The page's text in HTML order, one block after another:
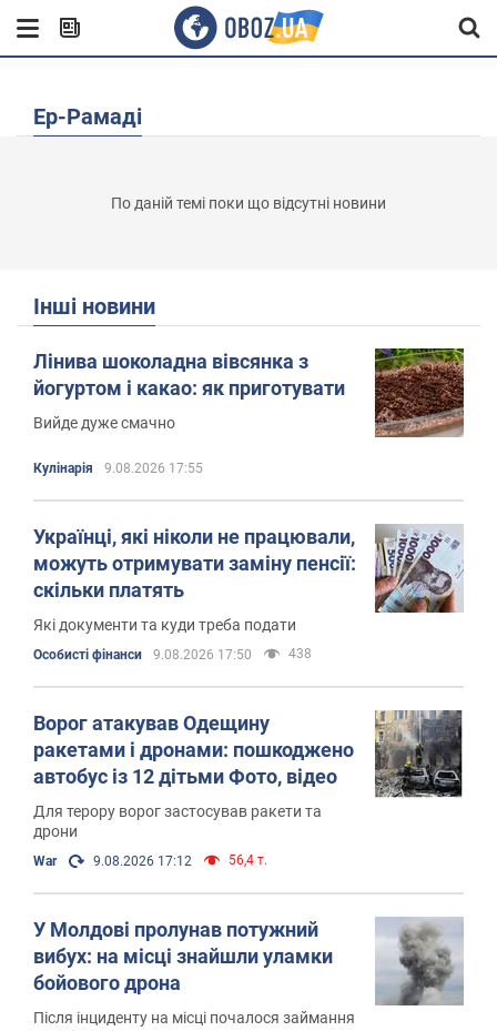
Ер-Рамаді
По даній темі поки що відсутні новини
Інші новини
Лінива шоколадна вівсянка з
йогуртом і какао: як приготувати
Вийде дуже смачно
Кулінарія 9.08.2026 17:55
Українці, які ніколи не працювали,
можуть отримувати заміну пенсії:
скільки платять
Які документи та куди треба подати
Особисті фінанси 9.08.2026 17:50 438
Ворог атакував Одещину
ракетами і дронами: пошкоджено
автобус із 12 дітьми Фото, відео
Для терору ворог застосував ракети та
дрони
War 9.08.2026 17:12 56,4 т.
У Молдові пролунав потужний
вибух: на місці знайшли уламки
бойового дрона
Після інциденту на місці почалося займання